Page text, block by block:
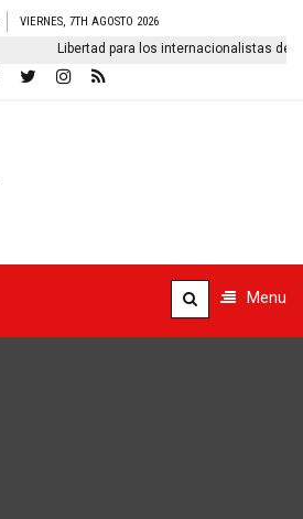
VIERNES, 7TH AGOSTO 2026
Libertad para los internacionalistas
Menu